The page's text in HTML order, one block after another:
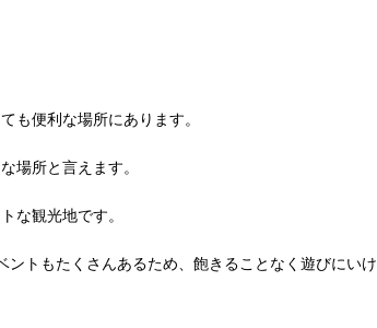
も便利な場所にあります。
場所と言えます。
な観光地です。
トもたくさんあるため、飽きることなく遊びにいけ